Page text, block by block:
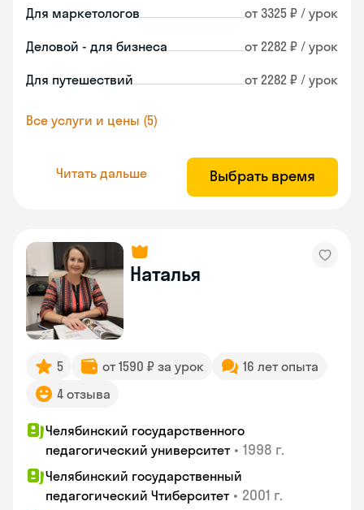
Для маркетологов от 3325 ₽ / урок
Деловой - для бизнеса от 2282 ₽ / урок
Для путешествий от 2282 ₽ / урок
Все услуги и цены (5)
Читать дальше Выбрать время
Наталья
5 от 1590 ₽ за урок
16 лет опыта
4 отзыва
Челябинский государственного
педагогический университет • 1998 г.
Челябинский государственный
педагогический Чтиберситет • 2001 г.